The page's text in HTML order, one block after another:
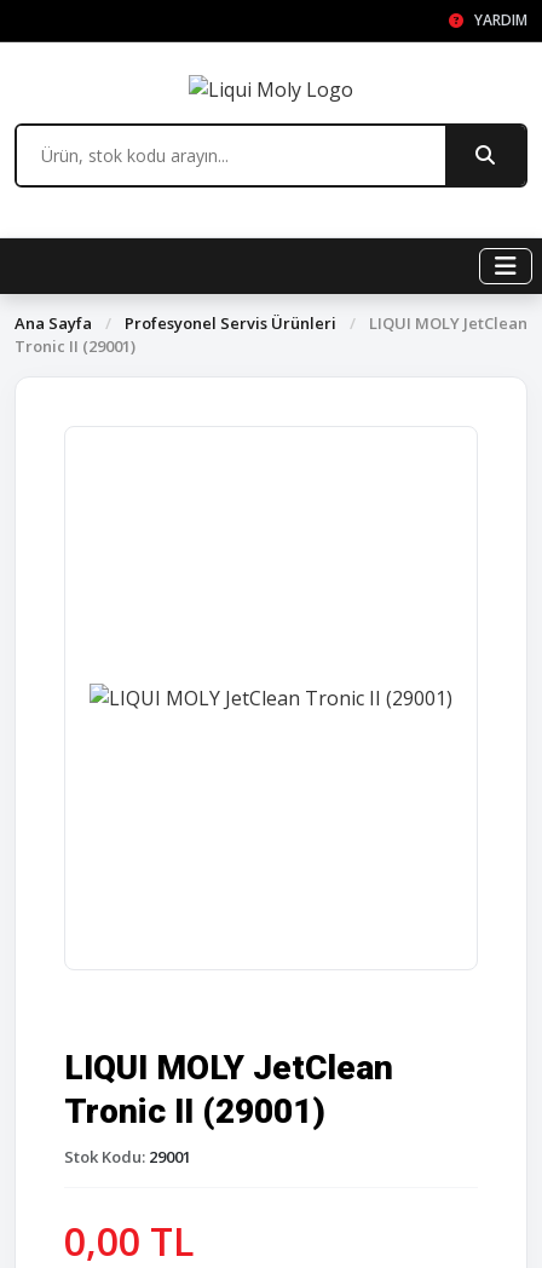
YARDIM
Ana Sayfa / Profesyonel Servis Ürünleri /
LIQUI MOLY JetClean
Tronic II (29001)
LIQUI MOLY JetClean
Tronic II (29001)
Stok Kodu: 29001
0,00 TL